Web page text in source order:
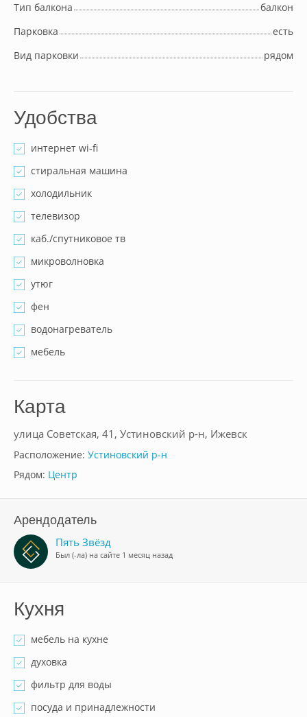
Тип балкона
балкон
Парковка
есть
Вид парковки
рядом
Удобства
интернет wi-fi
стиральная машина
холодильник
телевизор
каб./спутниковое тв
микроволновка
утюг
фен
водонагреватель
мебель
Карта
улица Советская, 41, Устиновский р-н, Ижевск
Расположение: Устиновский р-н
Рядом: Центр
Арендодатель
Пять Звёзд
Был (-ла) на сайте 1 месяц назад
Кухня
мебель на кухне
духовка
фильтр для воды
посуда и принадлежности